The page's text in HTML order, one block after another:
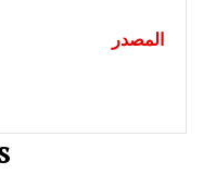
المصدر